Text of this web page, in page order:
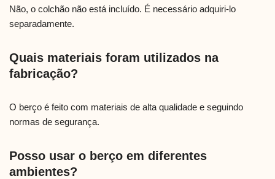
Não, o colchão não está incluído. É necessário adquiri-lo
separadamente.
Quais materiais foram utilizados na
fabricação?
O berço é feito com materiais de alta qualidade e seguindo
normas de segurança.
Posso usar o berço em diferentes
ambientes?